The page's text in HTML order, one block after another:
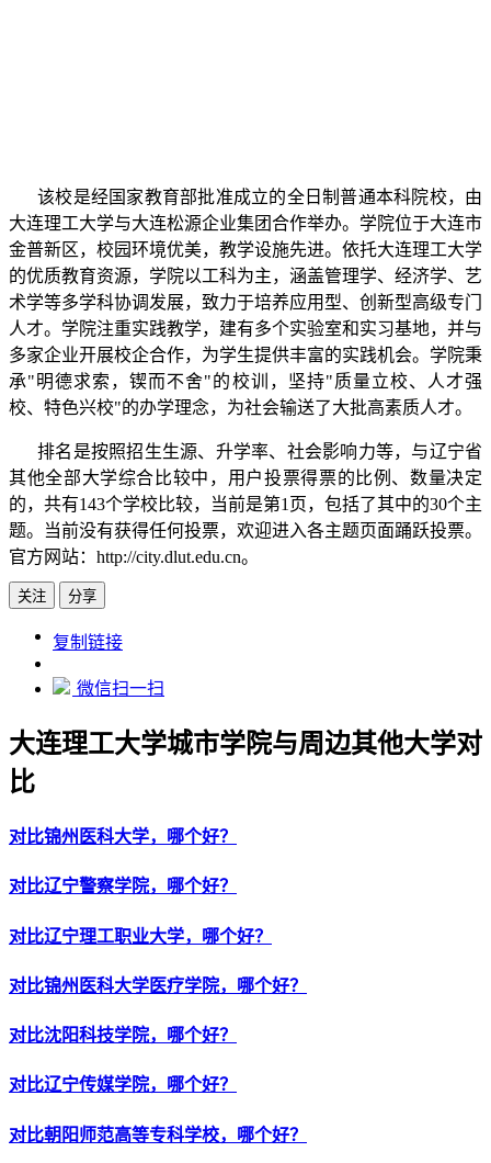
该校是经国家教育部批准成立的全日制普通本科院校，由
大连理工大学与大连松源企业集团合作举办。学院位于大连市
金普新区，校园环境优美，教学设施先进。依托大连理工大学
的优质教育资源，学院以工科为主，涵盖管理学、经济学、艺
术学等多学科协调发展，致力于培养应用型、创新型高级专门
人才。学院注重实践教学，建有多个实验室和实习基地，并与
多家企业开展校企合作，为学生提供丰富的实践机会。学院秉
承"明德求索，锲而不舍"的校训，坚持"质量立校、人才强
校、特色兴校"的办学理念，为社会输送了大批高素质人才。
排名是按照招生生源、升学率、社会影响力等，与辽宁省
其他全部大学综合比较中，用户投票得票的比例、数量决定
的，共有143个学校比较，当前是第1页，包括了其中的30个主
题。当前没有获得任何投票，欢迎进入各主题页面踊跃投票。
官方网站：http://city.dlut.edu.cn。
关注 分享
https://www.edupk.cn/xx/240844
复制链接
微信扫一扫
大连理工大学城市学院与周边其他大学对
比
对比锦州医科大学，哪个好？
对比辽宁警察学院，哪个好？
对比辽宁理工职业大学，哪个好？
对比锦州医科大学医疗学院，哪个好？
对比沈阳科技学院，哪个好？
对比辽宁传媒学院，哪个好？
对比朝阳师范高等专科学校，哪个好？